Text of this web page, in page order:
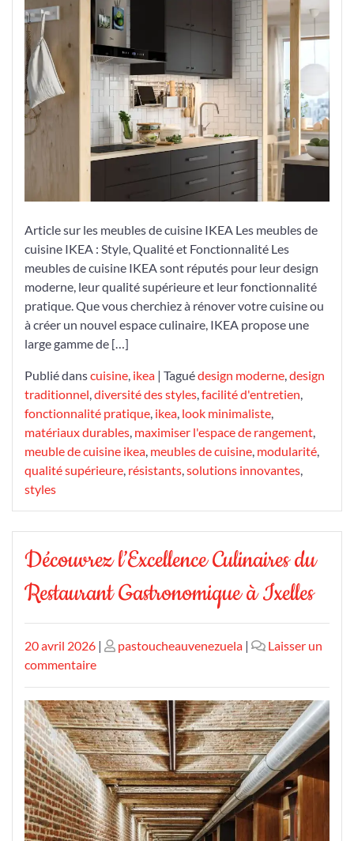
Style
Culinaire
avec
les
Meubles
de
Cuisine
IKEA
Article sur les meubles de cuisine IKEA Les meubles de
cuisine IKEA : Style, Qualité et Fonctionnalité Les
meubles de cuisine IKEA sont réputés pour leur design
moderne, leur qualité supérieure et leur fonctionnalité
pratique. Que vous cherchiez à rénover votre cuisine ou
à créer un nouvel espace culinaire, IKEA propose une
large gamme de […]
Publié danscuisine, ikea | Taguédesign moderne,design
traditionnel,diversité des styles,facilité d'entretien,
fonctionnalité pratique, ikea, look minimaliste,
matériaux durables, maximiser l'espace de rangement,
meuble de cuisine ikea, meubles de cuisine, modularité,
qualité supérieure, résistants,solutions innovantes,
styles
Découvrez l’Excellence Culinaires du
Restaurant Gastronomique à Ixelles
Publié
le
20 avril 2026 | Publié
pastoucheauvenezuela |
Laisser un
commentairesur
l’Excellence
Culinaires
du
Restaurant
Gastronomique
à
Ixelles